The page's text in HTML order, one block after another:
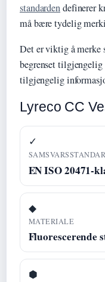
standardendefinerer
må bære tydelig
Det er viktig å merke
begrenset
tilgjengelig
Lyreco CC
✓
EN ISO 20471-
◆
MATERIALE
Fluorescerende
⬢